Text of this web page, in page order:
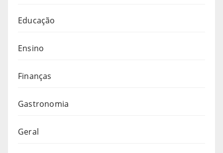
Educação
Ensino
Finanças
Gastronomia
Geral